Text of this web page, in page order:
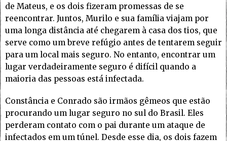
de Mateus, e os dois fizeram promessas de se
reencontrar. Juntos, Murilo e sua família viajam por
uma longa distância até chegarem à casa dos tios, que
serve como um breve refúgio antes de tentarem seguir
para um local mais seguro. No entanto, encontrar um
lugar verdadeiramente seguro é difícil quando a
maioria das pessoas está infectada.
Constância e Conrado são irmãos gêmeos que estão
procurando um lugar seguro no sul do Brasil. Eles
perderam contato com o pai durante um ataque de
infectados em um túnel. Desde esse dia, os dois fazem